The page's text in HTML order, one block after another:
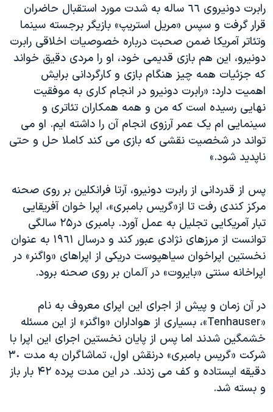
رابرت دونیروی ٦٦ ساله به شدت مورد استقبال حاضران
قرار گرفت و سپس «مریل استریپ» بازیگر برجسته سینما
وتئاتر آمریکا ضمن صحبت درباره خصوصیات اخلاقی رابرت
دونیرو، این هم بازی قدیمی خود، او را مردی دقیق خواند
که جزئیات همه چیز هنگام بازی و کارگردانی برایش
اهمیت دارد: «رابرت دونیرو در انجام کاری به موفقیت
نهایی رسیده است که من و همه همکاران تئاتری و
سینمایی ام یک عمر آرزوی انجام آن را داشته ایم. او می
تواند در شخصیت نقشی که بازی می کند کاملا حل و حتی
ناپدید شود.»
پس از قدردانی از رابرت دونیرو، آرتا فرانکلین بر روی صحنه
مرکز کندی رفت تا از«گریس بامبری»، اپرا خوان آفریقایی
تبار آمریکایی تجلیل به عمل آورد. بامبری در٢۵ سالگی
توانست از مرزهای نژادی عبور کند و درسال ١٩٦١ به عنوان
نخستین اپراخوان سیاهپوست دریکی از اپراهای «واگنر» در
اپراخانه سنتی «بایروت» در آلمان بر روی صحنه برود.
در آن زمان و پیش از اجرای این اپرای معروف به نام
«Tenhauser»، بسیاری از هواداران «واگنر» از این مسئله
خشمگین شدند اما پس از پایان نخستین اجرای این اپرا با
شرکت «گریس بامبری» درنقش اول، تماشاگران به مدت ٣٠
دقیقه ایستاده و کف می زدند. در این مدت پرده ۴٢ بار باز
و بسته شد.